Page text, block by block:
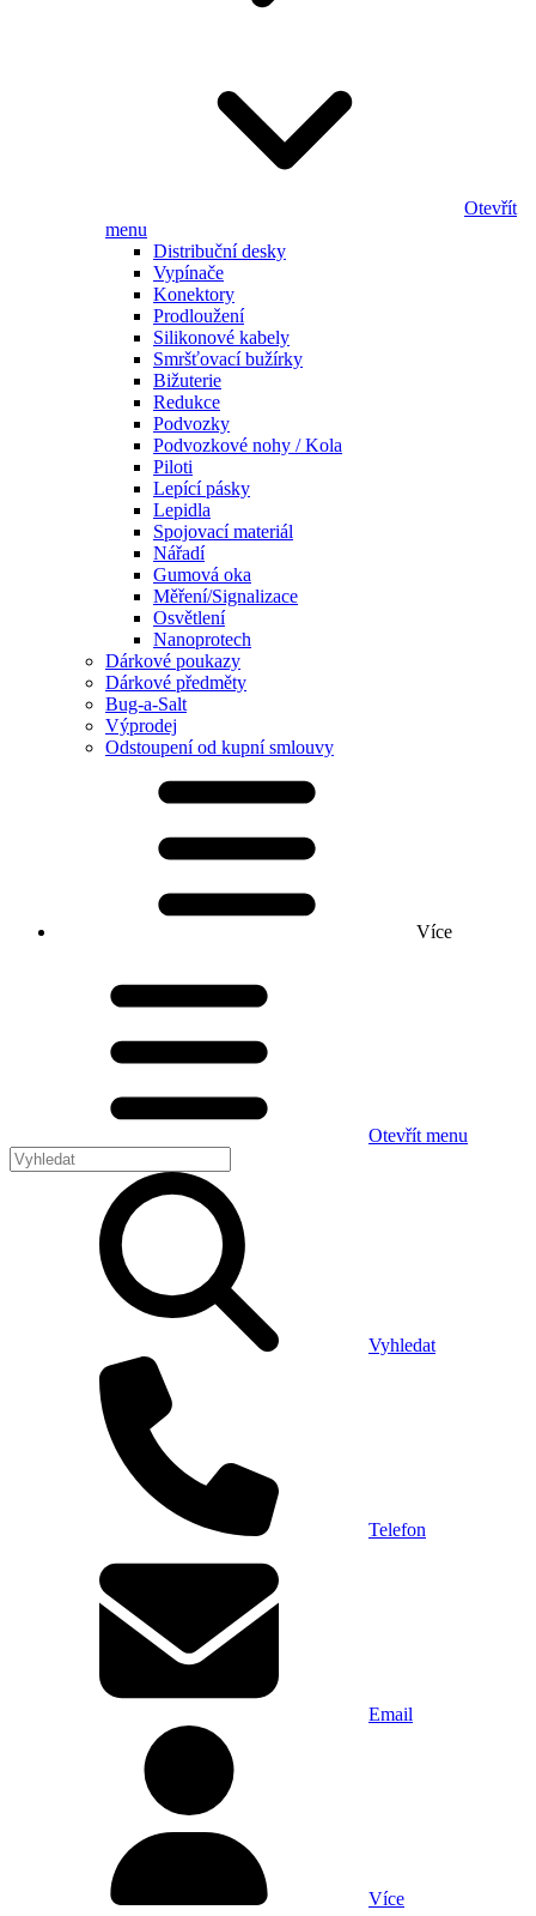
Otevřít
menu
Distribuční desky
Vypínače
Konektory
Prodloužení
Silikonové kabely
Smršťovací bužírky
Bižuterie
Redukce
Podvozky
Podvozkové nohy / Kola
Piloti
Lepící pásky
Lepidla
Spojovací materiál
Nářadí
Gumová oka
Měření/Signalizace
Osvětlení
Nanoprotech
Dárkové poukazy
Dárkové předměty
Bug-a-Salt
Výprodej
Odstoupení od kupní smlouvy
Více
Otevřít menu
Vyhledat
Telefon
Email
Více